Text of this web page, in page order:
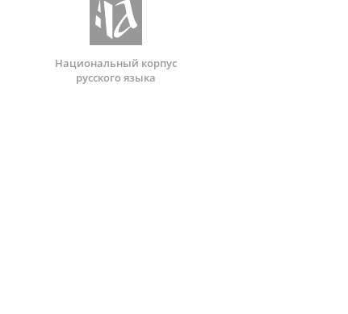
Национальный корпус
русского языка